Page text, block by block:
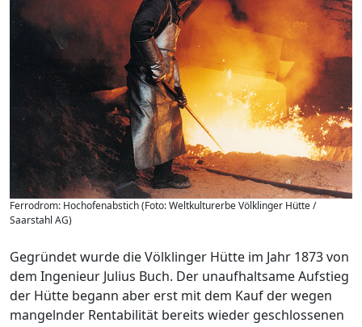
Ferrodrom: Hochofenabstich (Foto: Weltkulturerbe Völklinger Hütte /
Saarstahl AG)
Gegründet wurde die Völklinger Hütte im Jahr 1873 von
dem Ingenieur Julius Buch. Der unaufhaltsame Aufstieg
der Hütte begann aber erst mit dem Kauf der wegen
mangelnder Rentabilität bereits wieder geschlossenen